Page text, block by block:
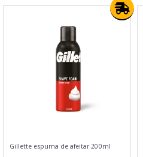
Gillette espuma de afeitar 200ml